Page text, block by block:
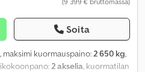
Soita
, maksimi kuormauspaino: 2 650 kg,
2 akselia , kuormatilan